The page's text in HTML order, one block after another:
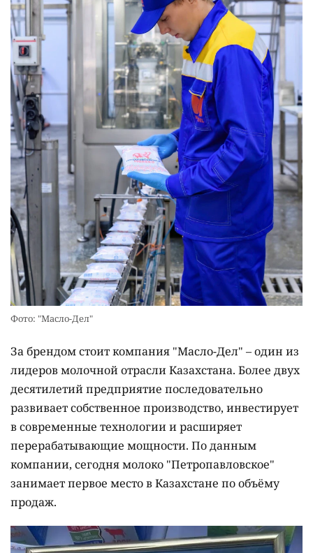
Фото: "Масло-Дел"
За брендом стоит компания "Масло-Дел" – один из
лидеров молочной отрасли Казахстана. Более двух
десятилетий предприятие последовательно
развивает собственное производство, инвестирует
в современные технологии и расширяет
перерабатывающие мощности. По данным
компании, сегодня молоко "Петропавловское"
занимает первое место в Казахстане по объёму
продаж.